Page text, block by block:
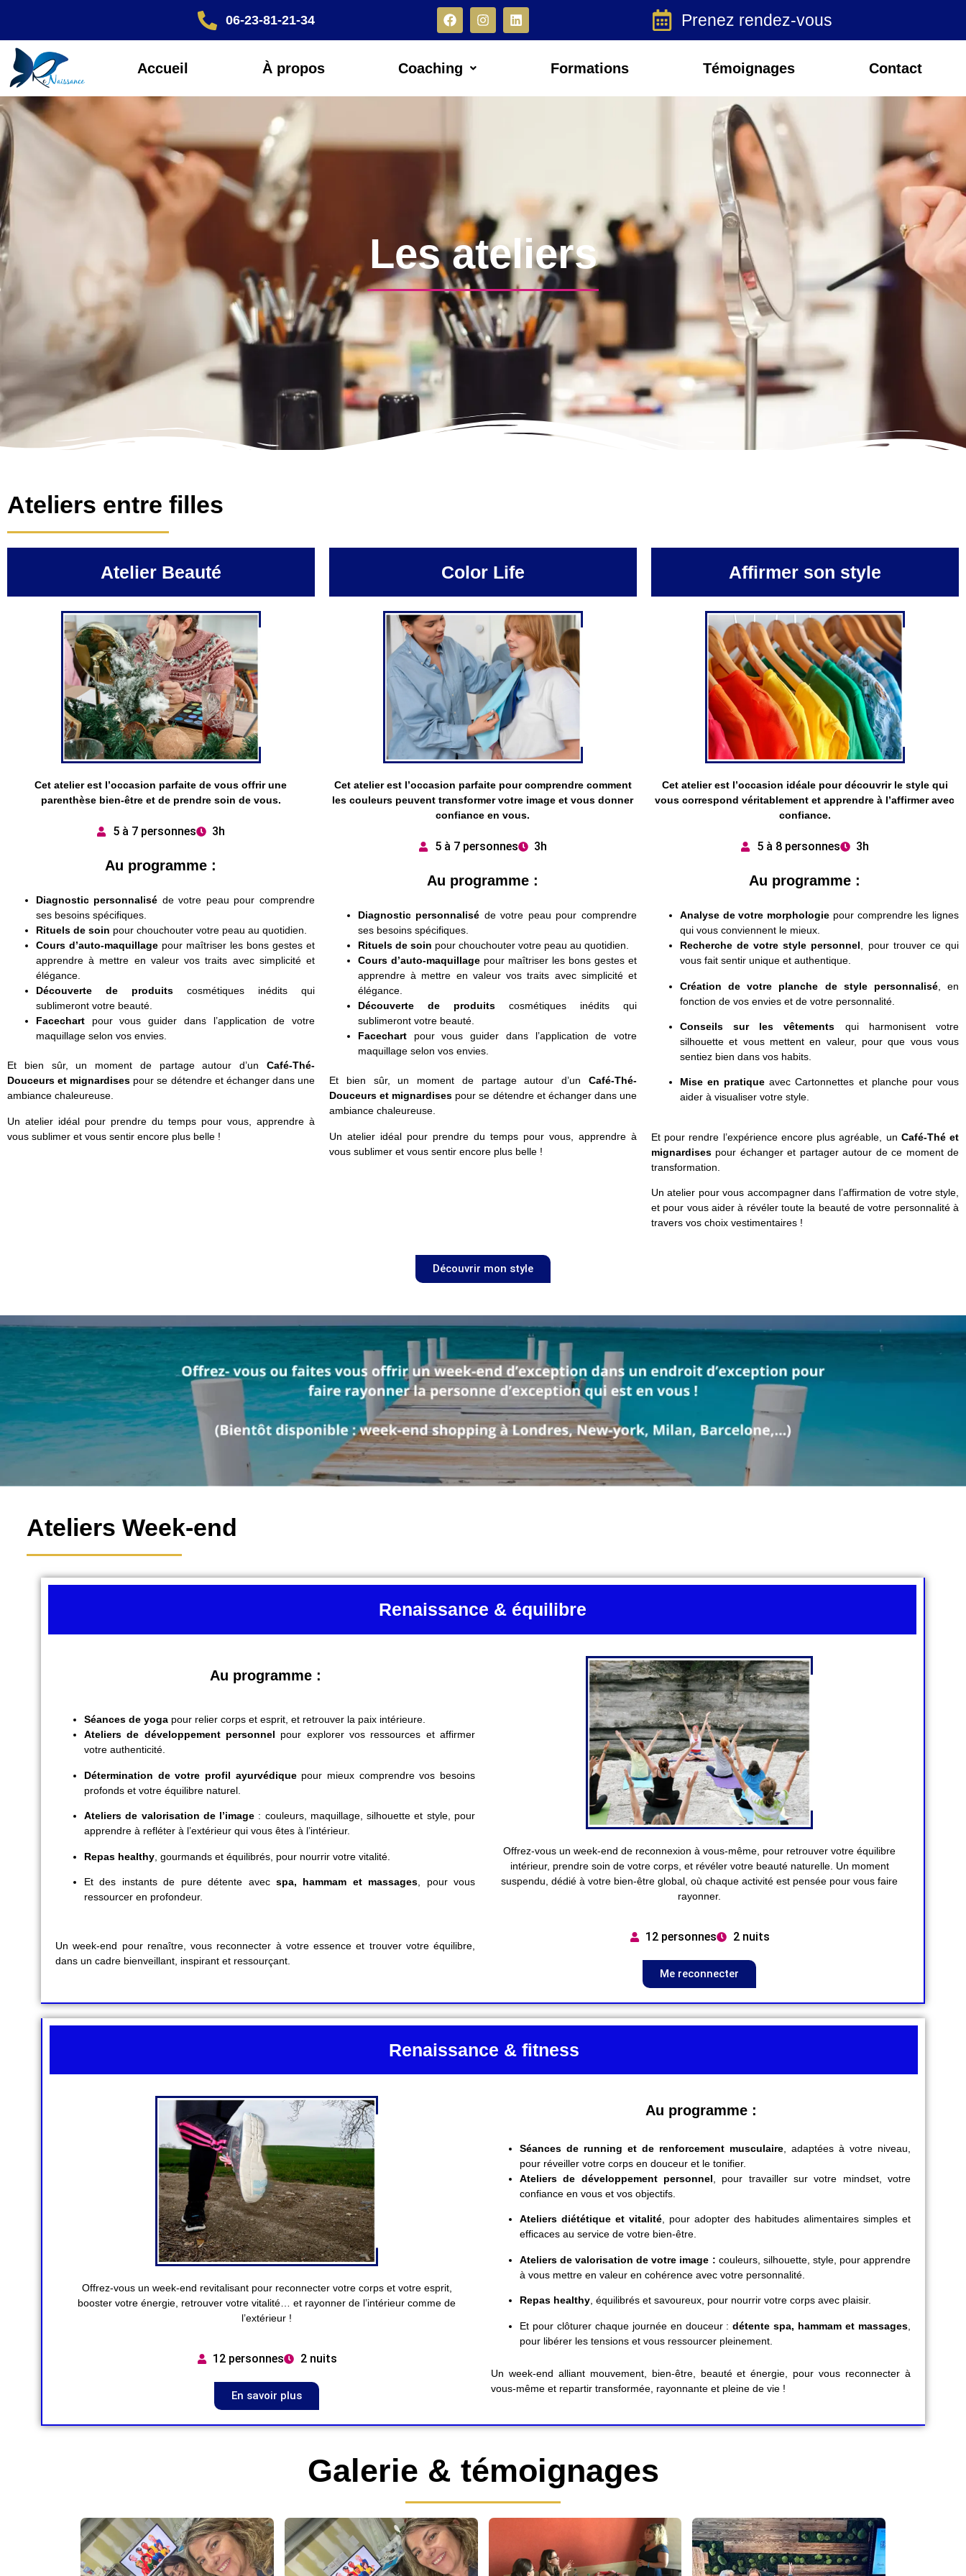
06-23-81-21-34 Prenez rendez-vous
Accueil À propos Coaching Formations Témoignages Contact
Les ateliers
Ateliers entre filles
Atelier Beauté
Cet atelier est l’occasion parfaite de vous offrir une
parenthèse bien-être et de prendre soin de vous.
5 à 7 personnes 3h
Au programme :
Diagnostic personnalisé de votre peau pour comprendre
ses besoins spécifiques.
Rituels de soin pour chouchouter votre peau au quotidien.
Cours d’auto-maquillage pour maîtriser les bons gestes et
apprendre à mettre en valeur vos traits avec simplicité et
élégance.
Découverte de produits cosmétiques inédits qui
sublimeront votre beauté.
Facechart pour vous guider dans l’application de votre
maquillage selon vos envies.
Et bien sûr, un moment de partage autour d’un Café-Thé-
Douceurs et mignardises pour se détendre et échanger dans une
ambiance chaleureuse.
Un atelier idéal pour prendre du temps pour vous, apprendre à
vous sublimer et vous sentir encore plus belle !
Color Life
Cet atelier est l’occasion parfaite pour comprendre comment
les couleurs peuvent transformer votre image et vous donner
confiance en vous.
5 à 7 personnes 3h
Au programme :
Diagnostic personnalisé de votre peau pour comprendre
ses besoins spécifiques.
Rituels de soin pour chouchouter votre peau au quotidien.
Cours d’auto-maquillagepour maîtriser les bons gestes et
apprendre à mettre en valeur vos traits avec simplicité et
élégance.
Découverte de produitscosmétiques inédits qui
sublimeront votre beauté.
Facechartpour vous guider dans l’application de votre
maquillage selon vos envies.
Et bien sûr, un moment de partage autour d’un Café-Thé-
Douceurs et mignardises pour se détendre et échanger dans une
ambiance chaleureuse.
Un atelier idéal pour prendre du temps pour vous, apprendre à
vous sublimer et vous sentir encore plus belle !
Affirmer son style
Cet atelier est l’occasion idéale pour découvrir le style qui
vous correspond véritablement et apprendre à l’affirmer avec
confiance.
5 à 8 personnes 3h
Au programme :
Analyse de votre morphologie pour comprendre les lignes
qui vous conviennent le mieux.
Recherche de votre style personnel , pour trouver ce qui
vous fait sentir unique et authentique.
Création de votre planche de style personnalisé, en
fonction de vos envies et de votre personnalité.
Conseils sur les vêtements qui harmonisent votre
silhouette et vous mettent en valeur, pour que vous vous
sentiez bien dans vos habits.
Mise en pratique avec Cartonnettes et planche pour vous
aider à visualiser votre style.
Et pour rendre l’expérience encore plus agréable, un Café-Thé et
mignardisespour échanger et partager autour de ce moment de
transformation.
Un atelier pour vous accompagner dans l’affirmation de votre style,
et pour vous aider à révéler toute la beauté de votre personnalité à
travers vos choix vestimentaires !
Découvrir mon style
Ateliers Week-end
Renaissance & équilibre
Au programme :
Séances de yoga pour relier corps et esprit, et retrouver la paix intérieure.
Ateliers de développement personnel pour explorer vos ressources et affirmer
votre authenticité.
Détermination de votre profil ayurvédiquepour mieux comprendre vos besoins
profonds et votre équilibre naturel.
Ateliers de valorisation de l’image : couleurs, maquillage, silhouette et style, pour
apprendre à refléter à l’extérieur qui vous êtes à l’intérieur.
Repas healthy , gourmands et équilibrés, pour nourrir votre vitalité.
Et des instants de pure détente avec spa, hammam et massages , pour vous
ressourcer en profondeur.
Un week-end pour renaître, vous reconnecter à votre essence et trouver votre équilibre,
dans un cadre bienveillant, inspirant et ressourçant.
Offrez-vous un week-end de reconnexion à vous-même, pour retrouver votre équilibre
intérieur, prendre soin de votre corps, et révéler votre beauté naturelle. Un moment
suspendu, dédié à votre bien-être global, où chaque activité est pensée pour vous faire
rayonner.
12 personnes 2 nuits
Me reconnecter
Renaissance & fitness
Offrez-vous un week-end revitalisant pour reconnecter votre corps et votre esprit,
booster votre énergie, retrouver votre vitalité… et rayonner de l’intérieur comme de
l’extérieur !
12 personnes 2 nuits
En savoir plus
Au programme :
Séances de running et de renforcement musculaire , adaptées à votre niveau,
pour réveiller votre corps en douceur et le tonifier.
Ateliers de développement personnel , pour travailler sur votre mindset, votre
confiance en vous et vos objectifs.
Ateliers diététique et vitalité, pour adopter des habitudes alimentaires simples et
efficaces au service de votre bien-être.
Ateliers de valorisation de votre image : couleurs, silhouette, style, pour apprendre
à vous mettre en valeur en cohérence avec votre personnalité.
Repas healthy, équilibrés et savoureux, pour nourrir votre corps avec plaisir.
Et pour clôturer chaque journée en douceur :détente spa, hammam et massages
pour libérer les tensions et vous ressourcer pleinement.
Un week-end alliant mouvement, bien-être, beauté et énergie, pour vous reconnecter à
vous-même et repartir transformée, rayonnante et pleine de vie !
Galerie & témoignages